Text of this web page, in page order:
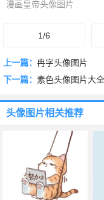
漫画皇帝头像图片
1/6
上一篇： 冉字头像图片
下一篇： 素色头像图片大全
头像图片相关推荐